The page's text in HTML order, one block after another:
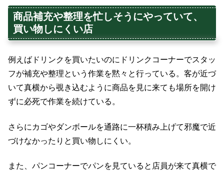
商品補充や整理を忙しそうにやっていて、
買い物しにくい店
例えばドリンクを買いたいのにドリンクコーナーでスタッ
フが補充や整理という作業を黙々と行っている。客が近づ
いて真横から覗き込むように商品を見に来ても場所を開け
ずに必死で作業を続けている。
さらにカゴやダンボールを通路に一杯積み上げて邪魔で近
づけなかったりと買い物しにくい。
また、パンコーナーでパンを見ていると店員が来て真横で